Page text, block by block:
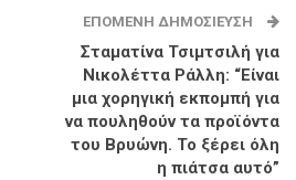
ΕΠΌΜΕΝΗ ΔΗΜΟΣΊΕΥΣΗ
Σταματίνα Τσιμτσιλή για
Νικολέττα Ράλλη: “Είναι
μια χορηγική εκπομπή για
να πουληθούν τα προϊόντα
του Βρυώνη. Το ξέρει όλη
η πιάτσα αυτό”